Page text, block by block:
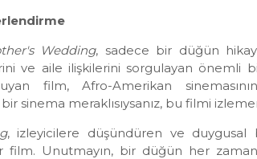
Wedding, sadece bir düğün
ve aile ilişkilerini sorgulayan önemli bir
film, Afro-Amerikan
sinema meraklısıysanız, bu filmi
, izleyicilere düşündüren ve duygusal
film. Unutmayın, bir düğün her